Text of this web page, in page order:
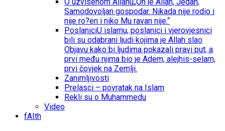
Samodovoljan gospodar. Nikada nije rodio i
nije ro?en i niko Mu ravan nije.“
PoslaniciU islamu, poslanici i vjerovjesnici
bili su odabrani ljudi kojima je Allah slao
Objavu kako bi ljudima pokazali pravi put, a
prvi među njima bio je Adem, alejhis-selam,
prvi čovjek na Zemlji.
Zanimljivosti
Prelasci – povratak na Islam
Rekli su o Muhammedu
Video
fAIth